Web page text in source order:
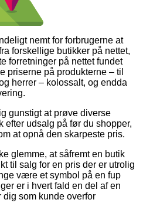
nemt for forbrugerne at
forskellige butikker på nettet,
forretninger på nettet fundet
priserne på produkterne – til
herrer – kolossalt, og endda
gunstigt at prøve diverse
efter udsalg på før du shopper,
at opnå den skarpeste pris.
glemme, at såfremt en butik
til salg for en pris der er utrolig
være et symbol på en fup
er i hvert fald en del af en
som kunde overfor